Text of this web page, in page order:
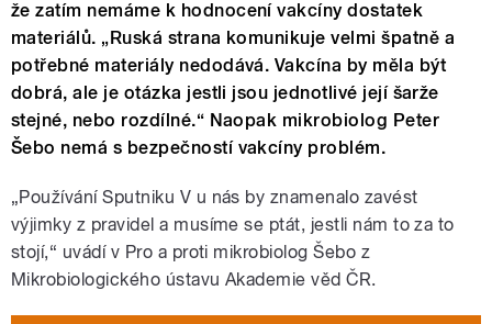
že zatím nemáme k hodnocení vakcíny dostatek
materiálů. „Ruská strana komunikuje velmi špatně a
potřebné materiály nedodává. Vakcína by měla být
dobrá, ale je otázka jestli jsou jednotlivé její šarže
stejné, nebo rozdílné.“ Naopak mikrobiolog Peter
Šebo nemá s bezpečností vakcíny problém.
„Používání Sputniku V u nás by znamenalo zavést
výjimky z pravidel a musíme se ptát, jestli nám to za to
stojí,“ uvádí v Pro a proti mikrobiolog Šebo z
Mikrobiologického ústavu Akademie věd ČR.